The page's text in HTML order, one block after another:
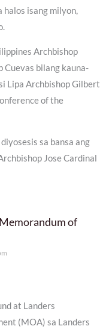
halos isang milyon,
Archbishop
Cuevas bilang kauna-
Lipa Archbishop Gilbert
of the
sa bansa ang
Jose Cardinal
of
at Landers
(MOA) sa Landers